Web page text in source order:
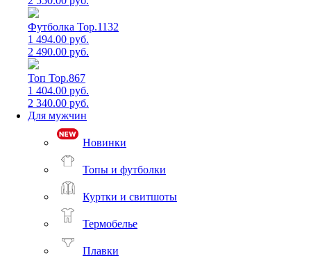
Футболка Top.1132
1 494.00 руб.
2 490.00 руб.
Топ Top.867
1 404.00 руб.
2 340.00 руб.
Для мужчин
Новинки
Топы и футболки
Куртки и свитшоты
Термобелье
Плавки